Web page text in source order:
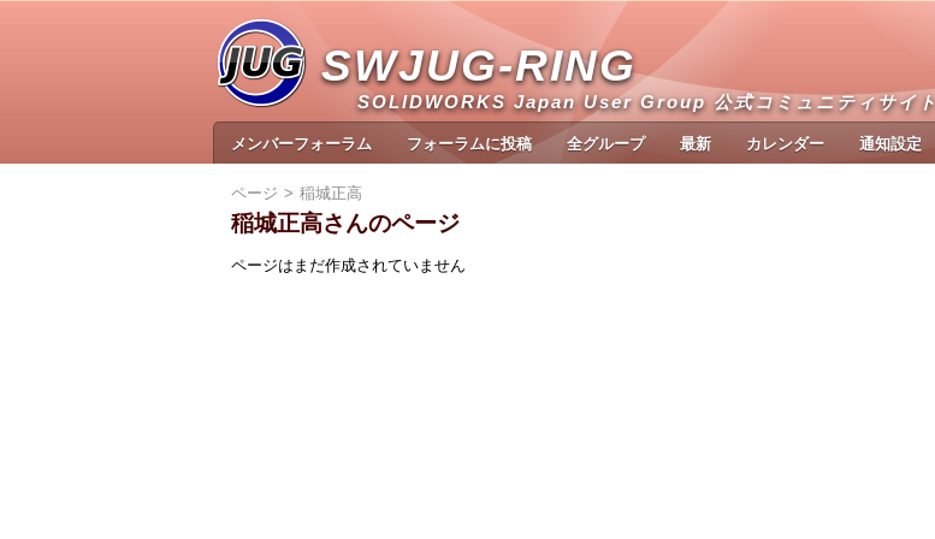
SWJUG-RING
SOLIDWORKS Japan User Group 公式コミュニティサイト
メンバーフォーラム フォーラムに投稿 全グループ 最新 カレンダー 通知設定
ページ 稲城正高
稲城正高さんのページ
ページはまだ作成されていません